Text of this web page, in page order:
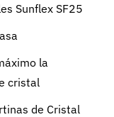
Sunflex SF25
la
cristal
de Cristal